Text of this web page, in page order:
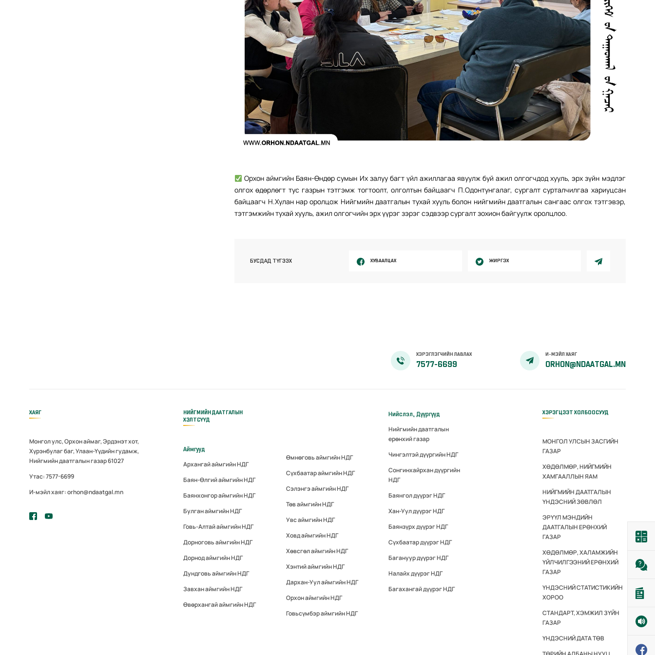
Орхон аймгийн Баян-Өндөр сумын Их залуу багт үйл ажиллагаа явуулж буй ажил олгогчдод хууль, эрх зүйн мэдлэг
олгох өдөрлөгт тус газрын тэтгэмж тогтоолт, олголтын байцаагч П.Одонтунгалаг, сургалт сурталчилгаа хариуцсан
байцаагч Н.Хулан нар оролцож Нийгмийн даатгалын тухай хууль болон нийгмийн даатгалын сангаас олгох тэтгэвэр,
тэтгэмжийн тухай хууль, ажил олгогчийн эрх үүрэг зэрэг сэдвээр сургалт зохион байгуулж оролцлоо.
БУСДАД ТҮГЭЭХ ХУВААЛЦАХ ЖИРГЭХ
ХЭРЭГЛЭГЧИЙН ЛАВЛАХ
7577-6699
И-МЭЙЛ ХАЯГ
ORHON@NDAATGAL.MN
ХАЯГ
Монгол улс, Орхон аймаг, Эрдэнэт хот,
Хүрэнбулаг баг, Улаан-Үүдийн гудамж,
Нийгмийн даатгалын газар 61027
Утас: 7577-6699
И-мэйл хаяг: orhon@ndaatgal.mn
НИЙГМИЙН ДААТГАЛЫН
ХЭЛТСҮҮД
Аймгууд
Архангай аймгийн НДГ
Баян-Өлгий аймгийн НДГ
Баянхонгор аймгийн НДГ
Булган аймгийн НДГ
Говь-Алтай аймгийн НДГ
Дорноговь аймгийн НДГ
Дорнод аймгийн НДГ
Дундговь аймгийн НДГ
Завхан аймгийн НДГ
Өвөрхангай аймгийн НДГ
Өмнөговь аймгийн НДГ
Сүхбаатар аймгийн НДГ
Сэлэнгэ аймгийн НДГ
Төв аймгийн НДГ
Увс аймгийн НДГ
Ховд аймгийн НДГ
Хөвсгөл аймгийн НДГ
Хэнтий аймгийн НДГ
Дархан-Уул аймгийн НДГ
Орхон аймгийн НДГ
Говьсүмбэр аймгийн НДГ
Нийслэл, Дүүргүүд
Нийгмийн даатгалын
ерөнхий газар
Чингэлтэй дүүргийн НДГ
Сонгинхайрхан дүүргийн
НДГ
Баянгол дүүрэг НДГ
Хан-Уул дүүрэг НДГ
Баянзүрх дүүрэг НДГ
Сүхбаатар дүүрэг НДГ
Багануур дүүрэг НДГ
Налайх дүүрэг НДГ
Багахангай дүүрэг НДГ
ХЭРЭГЦЭЭТ ХОЛБООСУУД
МОНГОЛ УЛСЫН ЗАСГИЙН
ГАЗАР
ХӨДӨЛМӨР, НИЙГМИЙН
ХАМГААЛЛЫН ЯАМ
НИЙГМИЙН ДААТГАЛЫН
ҮНДЭСНИЙ ЗӨВЛӨЛ
ЭРҮҮЛ МЭНДИЙН
ДААТГАЛЫН ЕРӨНХИЙ
ГАЗАР
ХӨДӨЛМӨР, ХАЛАМЖИЙН
ҮЙЛЧИЛГЭЭНИЙ ЕРӨНХИЙ
ГАЗАР
ҮНДЭСНИЙ СТАТИСТИКИЙН
ХОРОО
СТАНДАРТ, ХЭМЖИЛ ЗҮЙН
ГАЗАР
ҮНДЭСНИЙ ДАТА ТӨВ